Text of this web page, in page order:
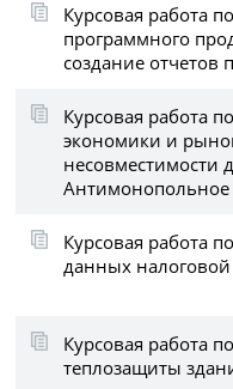
Курсовая работа
программного
создание отчетов
Курсовая работа
экономики и
несовместимости
Антимонопольное
Курсовая работа
данных
Курсовая работа
теплозащиты